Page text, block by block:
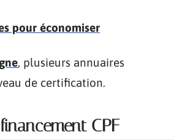
pour économiser
, plusieurs annuaires
de certification.
CPF